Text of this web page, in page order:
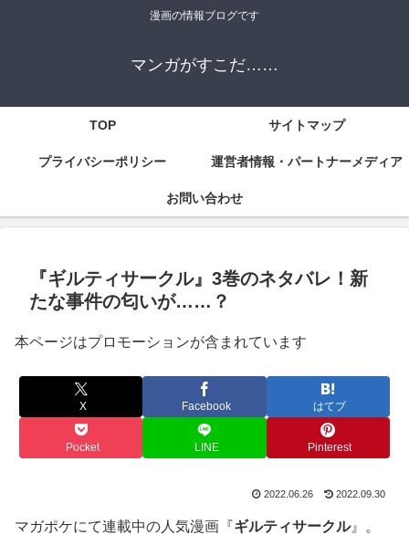
漫画の情報ブログです
マンガがすこだ……
TOP サイトマップ
プライバシーポリシー 運営者情報・パートナーメディア
お問い合わせ
『ギルティサークル』3巻のネタバレ！新
たな事件の匂いが……？
本ページはプロモーションが含まれています
X Facebook はてブ
Pocket LINE Pinterest
2022.06.26 2022.09.30
マガポケにて連載中の人気漫画『ギルティサークル』。